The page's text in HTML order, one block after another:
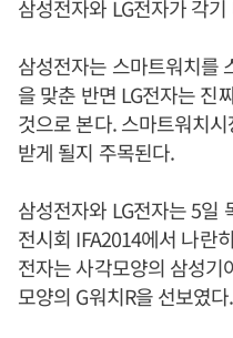
삼성전자와 LG전자가 각
삼성전자는 스마트워치를
을 맞춘 반면 LG전자는 진
것으로 본다. 스마트워치
받게 될지 주목된다.
삼성전자와 LG전자는 5일
전시회 IFA2014에서 나란
전자는 사각모양의 삼성기
모양의 G워치R을 선보였다.